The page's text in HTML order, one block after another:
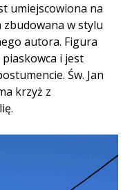
umiejscowiona na
zbudowana w stylu
autora. Figura
i jest
Św. Jan
krzyż z